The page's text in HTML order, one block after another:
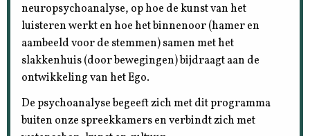
neuropsychoanalyse, op hoe de kunst van het
luisteren werkt en hoe het binnenoor (hamer en
aambeeld voor de stemmen) samen met het
slakkenhuis (door bewegingen) bijdraagt aan de
ontwikkeling van het Ego.
De psychoanalyse begeeft zich met dit programma
buiten onze spreekkamers en verbindt zich met